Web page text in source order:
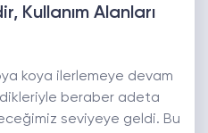
Kullanım Alanları
koya ilerlemeye devam
beraber adeta
seviyeye geldi. Bu